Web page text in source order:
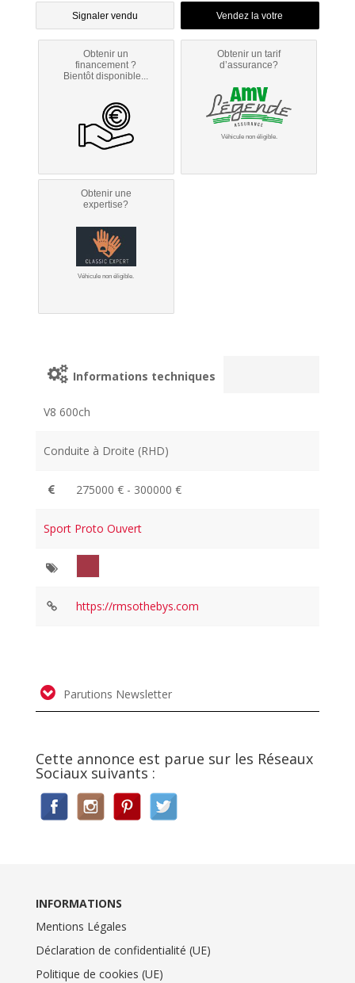
Signaler vendu
Obtenir un
financement ?
Bientôt disponible...
Obtenir un tarif
d’assurance?
Véhicule non éligible.
Obtenir une
expertise?
Véhicule non éligible.
Informations techniques
V8 600ch
Conduite à Droite (RHD)
275000 € - 300000 €
Sport Proto Ouvert
https://rmsothebys.com
Parutions Newsletter
Cette annonce est parue sur les Réseaux
Sociaux suivants :
INFORMATIONS
Mentions Légales
Déclaration de confidentialité (UE)
Politique de cookies (UE)